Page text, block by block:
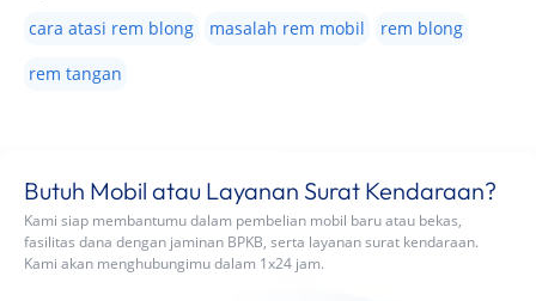
cara atasi rem blong masalah rem mobil
rem blong
rem tangan
Butuh Mobil atau Layanan Surat Kendaraan?
Kami siap membantumu dalam pembelian mobil baru atau bekas,
fasilitas dana dengan jaminan BPKB, serta layanan surat kendaraan.
Kami akan menghubungimu dalam 1x24 jam.